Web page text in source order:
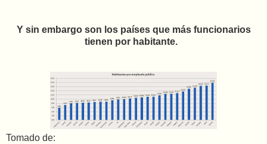
Y sin embargo son los países que más funcionarios
tienen por habitante.
Tomado de: